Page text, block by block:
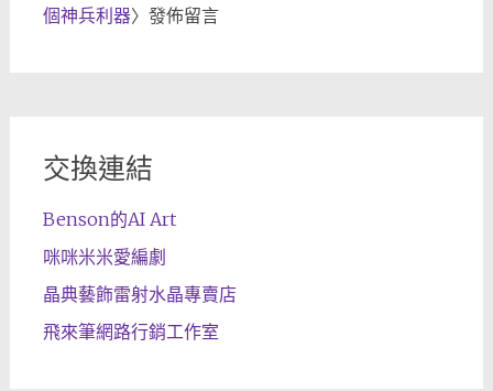
個神兵利器〉發佈留言
交換連結
Benson的AI Art
咪咪米米愛編劇
晶典藝飾雷射水晶專賣店
飛來筆網路行銷工作室